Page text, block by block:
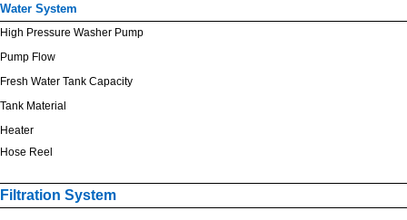
Water System
High Pressure Washer Pump
Pump Flow
Fresh Water Tank Capacity
Tank Material
Heater
Hose Reel
Filtration System